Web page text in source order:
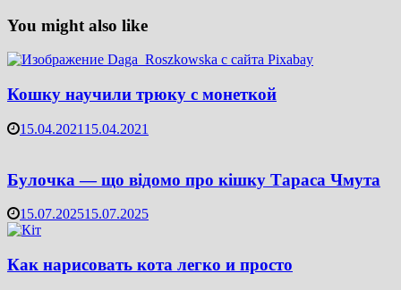
You might also like
Кошку научили трюку с монеткой
15.04.2021 15.04.2021
Булочка — що відомо про кішку Тараса Чмута
15.07.202515.07.2025
Как нарисовать кота легко и просто